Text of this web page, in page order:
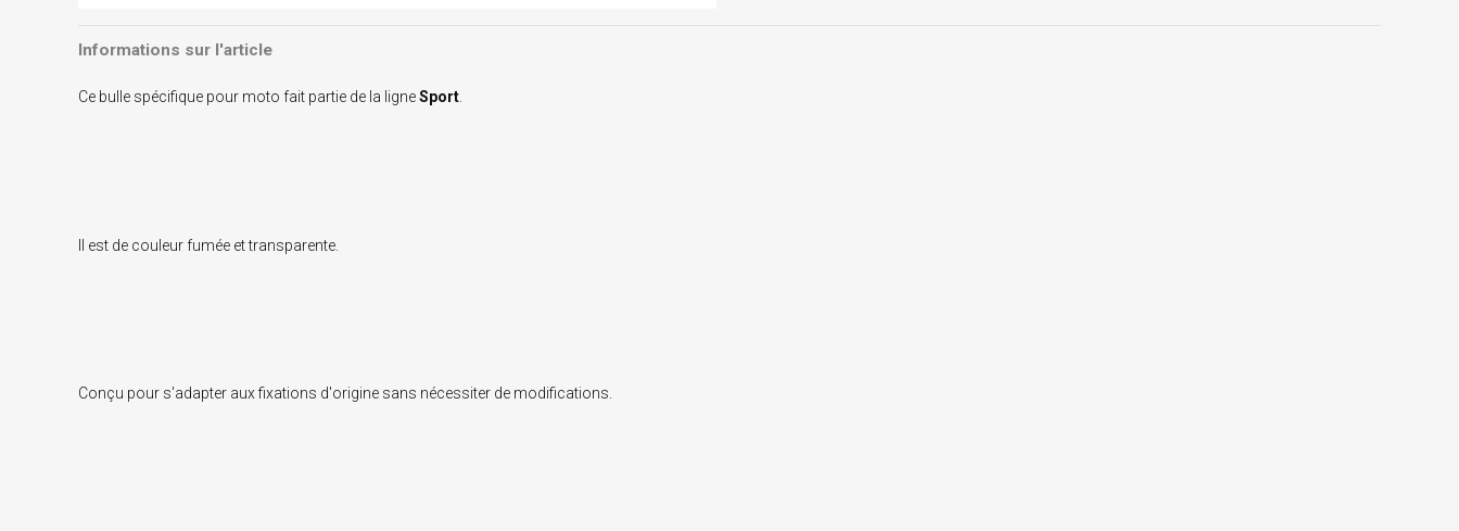
Informations sur l'article
Ce bulle spécifique pour moto fait partie de la ligneSport.
Il est de couleur fumée et transparente.
Conçu pour s'adapter aux fixations d'origine sans nécessiter de modifications.